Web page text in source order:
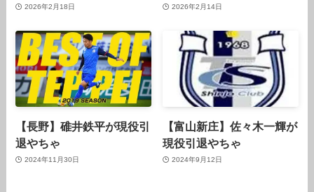
2026年2月18日 2026年2月14日
【長野】碓井鉄平が現役引
退やちゃ
2024年11月30日
【富山新庄】佐々木一輝が
現役引退やちゃ
2024年9月12日